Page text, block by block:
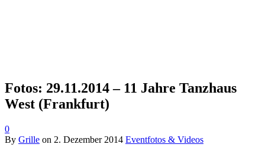
Fotos: 29.11.2014 – 11 Jahre Tanzhaus
West (Frankfurt)
0
By Grille on 2. Dezember 2014 Eventfotos & Videos